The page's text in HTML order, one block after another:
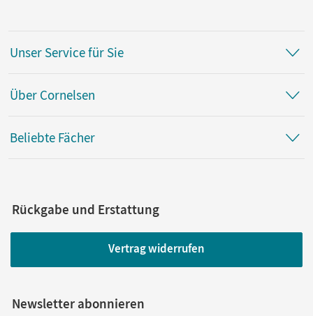
Unser Service für Sie
Über Cornelsen
Beliebte Fächer
Rückgabe und Erstattung
Vertrag widerrufen
Newsletter abonnieren